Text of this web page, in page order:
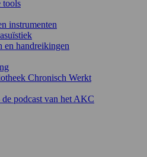
tools
instrumenten
en handreikingen
Chronisch Werkt
podcast van het AKC